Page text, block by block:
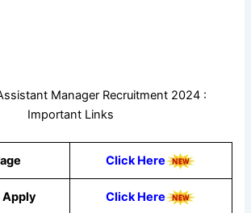
Manager Recruitment 2024 :
Important Links
Click Here
Apply Click Here